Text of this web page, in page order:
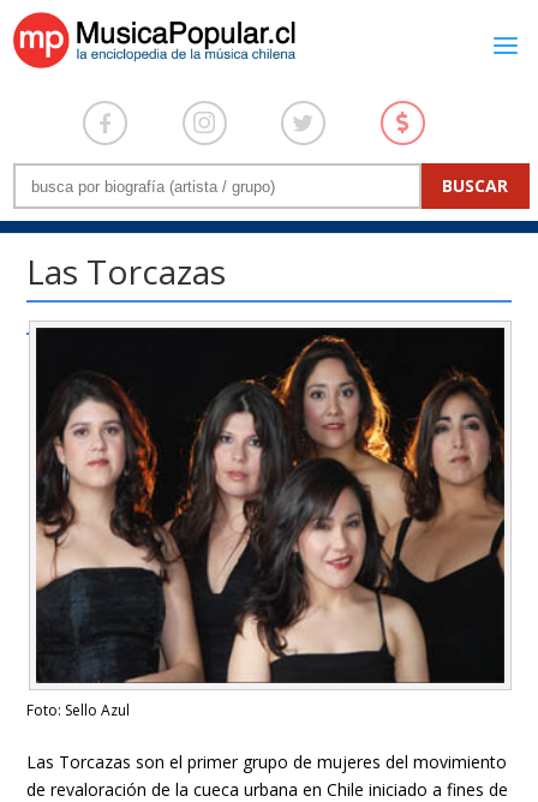
Las Torcazas
Foto: Sello Azul
Las Torcazas son el primer grupo de mujeres del movimiento
de revaloración de la cueca urbana en Chile iniciado a fines de